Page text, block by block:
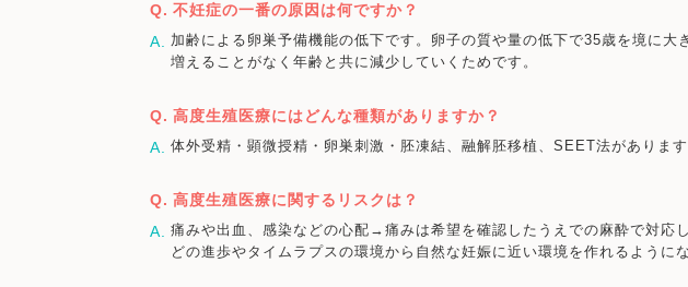
不妊症の一番の原因は何ですか？
加齢による卵巣予備機能の低下です。卵子の質や量の低下で35歳を境に
増えることがなく年齢と共に減少していくためです。
高度生殖医療にはどんな種類がありますか？
体外受精・顕微授精・卵巣刺激・胚凍結、融解胚移植、SEET法があります
高度生殖医療に関するリスクは？
痛みや出血、感染などの心配→痛みは希望を確認したうえでの麻酔で対
どの進歩やタイムラプスの環境から自然な妊娠に近い環境を作れるように